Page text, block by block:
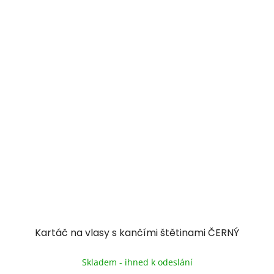
Kartáč na vlasy s kančími štětinami ČERNÝ
hodnocení
Skladem - ihned k odeslání